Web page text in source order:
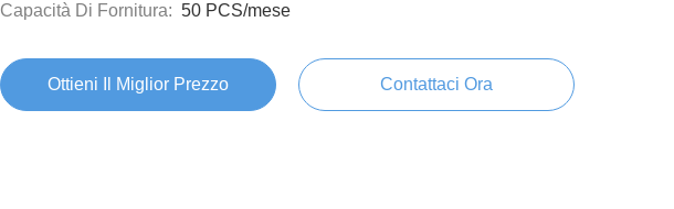
Capacità Di Fornitura: 50 PCS/mese
Ottieni Il Miglior Prezzo Contattaci Ora